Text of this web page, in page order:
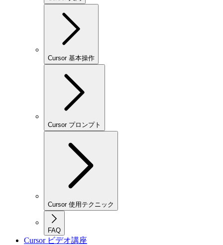
Cursor 基本操作
Cursor プロンプト
Cursor 使用テクニック
FAQ
Cursor ビデオ講座